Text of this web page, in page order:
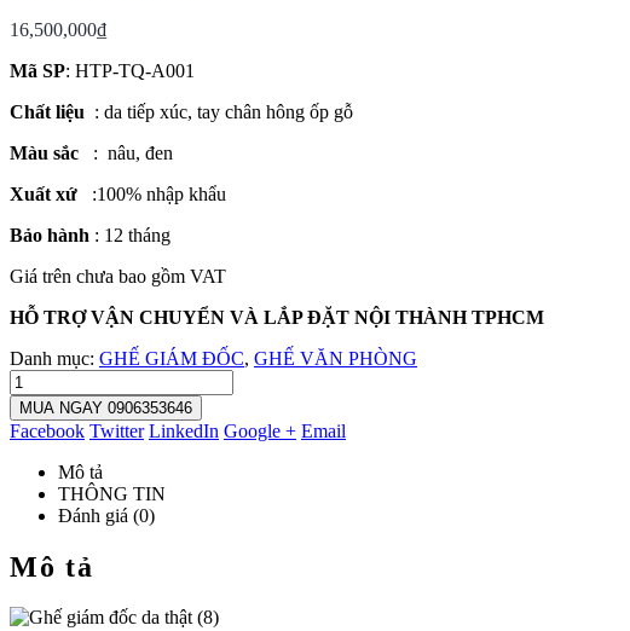
16,500,000₫
Mã SP: HTP-TQ-A001
Chất liệu : da tiếp xúc, tay chân hông ốp gỗ
Màu sắc
: nâu, đen
Xuất xứ
:100% nhập khẩu
Bảo hành : 12 tháng
Giá trên chưa bao gồm VAT
HỖ TRỢ VẬN CHUYỂN VÀ LẮP ĐẶT NỘI THÀNH TPHCM
Danh mục: GHẾ GIÁM ĐỐC, GHẾ VĂN PHÒNG
MUA NGAY 0906353646
Facebook Twitter LinkedIn Google + Email
Mô tả
THÔNG TIN
Đánh giá (0)
Mô tả